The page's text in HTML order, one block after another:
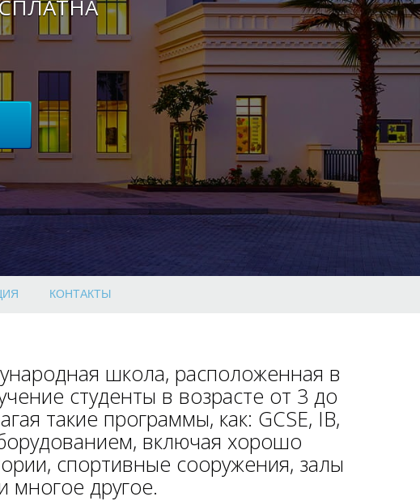
КОНТАКТЫ
школа, расположенная в
студенты в возрасте от 3 до
такие программы, как: GCSE, IB,
включая хорошо
спортивные сооружения, залы
многое другое.